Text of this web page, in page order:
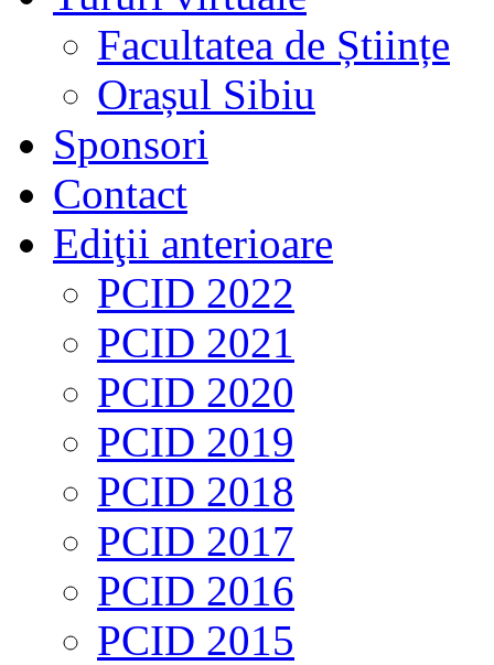
Facultatea de Științe
Orașul Sibiu
Sponsori
Contact
Ediţii anterioare
PCID 2022
PCID 2021
PCID 2020
PCID 2019
PCID 2018
PCID 2017
PCID 2016
PCID 2015